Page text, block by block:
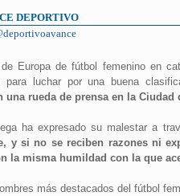
DEPORTIVO
de Europa de fútbol femenino en
para luchar por una buena
una rueda de prensa en la
ha expresado su malestar a
y si no se reciben razones ni
la misma humildad con la que
más destacados del fútbol